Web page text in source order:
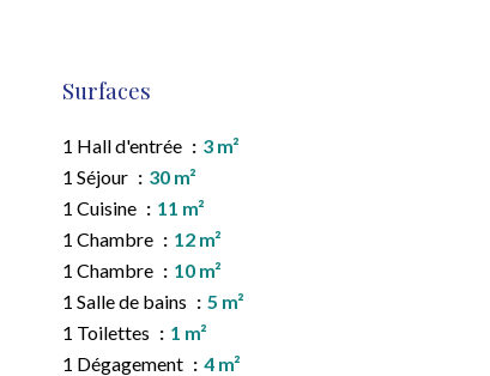
Surfaces
1 Hall d'entrée
3 m²
1 Séjour
30 m²
1 Cuisine
11 m²
1 Chambre
12 m²
1 Chambre
10 m²
1 Salle de bains
5 m²
1 Toilettes
1 m²
1 Dégagement
4 m²